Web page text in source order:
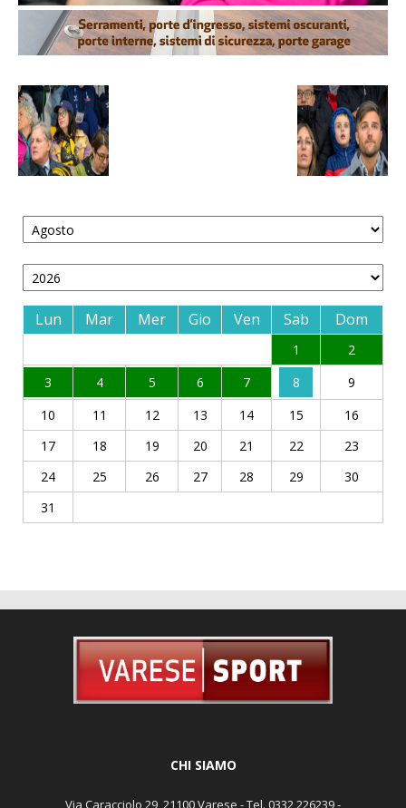
Lun Mar Mer Gio Ven Sab Dom
1
2
3
4 5 6 7 8
9
10
11 12 13 14 15
16
17
18 19 20 21 22
23
24
25 26 27 28 29
30
31
CHI SIAMO